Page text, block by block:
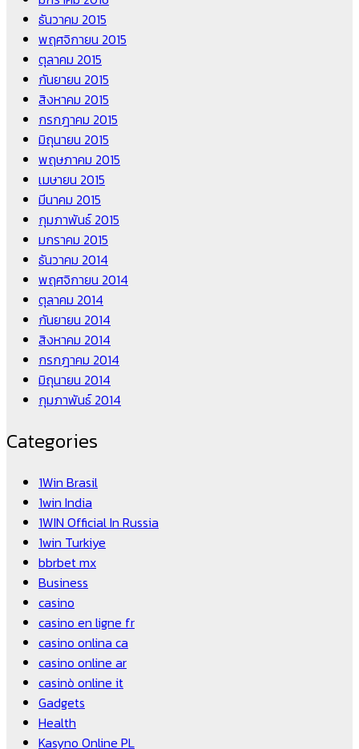
ธันวาคม 2015
พฤศจิกายน 2015
ตุลาคม 2015
กันยายน 2015
สิงหาคม 2015
กรกฎาคม 2015
มิถุนายน 2015
พฤษภาคม 2015
เมษายน 2015
มีนาคม 2015
กุมภาพันธ์ 2015
มกราคม 2015
ธันวาคม 2014
พฤศจิกายน 2014
ตุลาคม 2014
กันยายน 2014
สิงหาคม 2014
กรกฎาคม 2014
มิถุนายน 2014
กุมภาพันธ์ 2014
Categories
1Win Brasil
1win India
1WIN Official In Russia
1win Turkiye
bbrbet mx
Business
casino
casino en ligne fr
casino onlina ca
casino online ar
casinò online it
Gadgets
Health
Kasyno Online PL